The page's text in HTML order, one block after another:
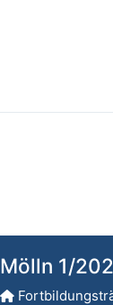
Mölln 1/